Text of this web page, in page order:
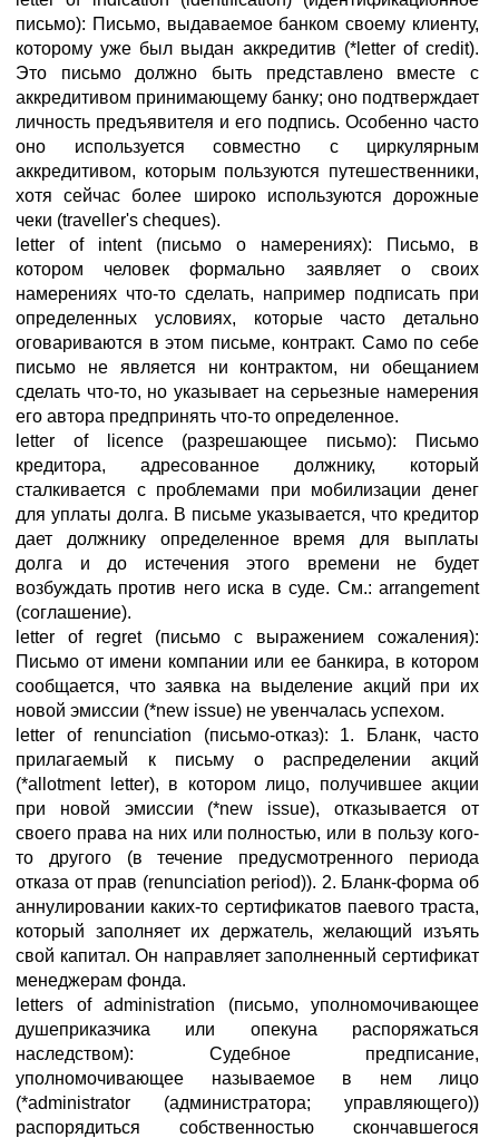
письмо): Письмо, выдаваемое банком своему клиенту,
которому уже был выдан аккредитив (*letter of credit).
Это письмо должно быть представлено вместе с
аккредитивом принимающему банку; оно подтверждает
личность предъявителя и его подпись. Особенно часто
оно используется совместно с циркулярным
аккредитивом, которым пользуются путешественники,
хотя сейчас более широко используются дорожные
чеки (traveller's cheques).
letter of intent (письмо о намерениях): Письмо, в
котором человек формально заявляет о своих
намерениях что-то сделать, например подписать при
определенных условиях, которые часто детально
оговариваются в этом письме, контракт. Само по себе
письмо не является ни контрактом, ни обещанием
сделать что-то, но указывает на серьезные намерения
его автора предпринять что-то определенное.
letter of licence (разрешающее письмо): Письмо
кредитора, адресованное должнику, который
сталкивается с проблемами при мобилизации денег
для уплаты долга. В письме указывается, что кредитор
дает должнику определенное время для выплаты
долга и до истечения этого времени не будет
возбуждать против него иска в суде. См.: arrangement
(соглашение).
letter of regret (письмо с выражением сожаления):
Письмо от имени компании или ее банкира, в котором
сообщается, что заявка на выделение акций при их
новой эмиссии (*new issue) не увенчалась успехом.
letter of renunciation (письмо-отказ): 1. Бланк, часто
прилагаемый к письму о распределении акций
(*allotment letter), в котором лицо, получившее акции
при новой эмиссии (*new issue), отказывается от
своего права на них или полностью, или в пользу кого-
то другого (в течение предусмотренного периода
отказа от прав (renunciation period)). 2. Бланк-форма об
аннулировании каких-то сертификатов паевого траста,
который заполняет их держатель, желающий изъять
свой капитал. Он направляет заполненный сертификат
менеджерам фонда.
letters of administration (письмо, уполномочивающее
душеприказчика или опекуна распоряжаться
наследством): Судебное предписание,
уполномочивающее называемое в нем лицо
(*administrator (администратора; управляющего))
распорядиться собственностью скончавшегося